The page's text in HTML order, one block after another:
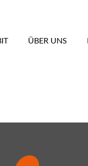
ÜBER UNS